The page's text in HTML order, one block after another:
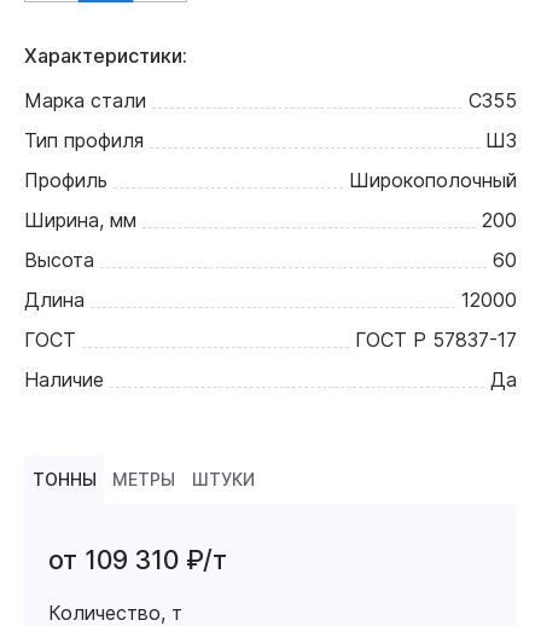
Характеристики:
Марка стали
С355
Тип профиля
Ш3
Профиль
Широкополочный
Ширина, мм
200
Высота
60
Длина
12000
ГОСТ
ГОСТ Р 57837-17
Наличие
Да
ТОННЫ МЕТРЫ ШТУКИ
от 109 310 ₽/т
Количество, т